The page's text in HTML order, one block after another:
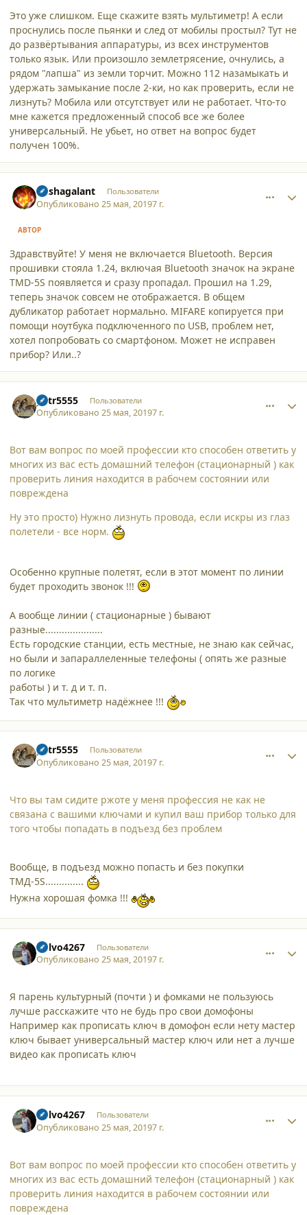
Это уже слишком. Еще скажите взять мультиметр! А если
проснулись после пьянки и след от мобилы простыл? Тут не
до развёртывания аппаратуры, из всех инструментов
только язык. Или произошло землетрясение, очнулись, а
рядом "лапша" из земли торчит. Можно 112 назамыкать и
удержать замыкание после 2-ки, но как проверить, если не
лизнуть? Мобила или отсутствует или не работает. Что-то
мне кажется предложенный способ все же более
универсальный. Не убьет, но ответ на вопрос будет
получен 100%.
mishagalant Пользователи
Опубликовано25 мая, 20197 г.
АВТОР
Здравствуйте! У меня не включается Bluetooth. Версия
прошивки стояла 1.24, включая Bluetooth значок на экране
TMD-5S появляется и сразу пропадал. Прошил на 1.29,
теперь значок совсем не отображается. В общем
дубликатор работает нормально. MIFARE копируется при
помощи ноутбука подключенного по USB, проблем нет,
хотел попробовать со смартфоном. Может не исправен
прибор? Или..?
petr5555 Пользователи
Опубликовано25 мая, 20197 г.
Вот вам вопрос по моей профессии кто способен ответить у
многих из вас есть домашний телефон (стационарный ) как
проверить линия находится в рабочем состоянии или
повреждена
Ну это просто) Нужно лизнуть провода, если искры из глаз
полетели - все норм.
Особенно крупные полетят, если в этот момент по линии
будет проходить звонок !!!
А вообще линии ( стационарные ) бывают
разные.....................
Есть городские станции, есть местные, не знаю как сейчас,
но были и запараллеленные телефоны ( опять же разные
по логике
работы ) и т. д и т. п.
Так что мультиметр надёжнее !!!
petr5555 Пользователи
Опубликовано25 мая, 20197 г.
Что вы там сидите ржоте у меня профессия не как не
связана с вашими ключами и купил ваш прибор только для
того чтобы попадать в подъезд без проблем
Вообще, в подъезд можно попасть и без покупки
ТМД-5S..............
Нужна хорошая фомка !!!
Volvo4267 Пользователи
Опубликовано25 мая, 20197 г.
Я парень культурный (почти ) и фомками не пользуюсь
лучше расскажите что не будь про свои домофоны
Например как прописать ключ в домофон если нету мастер
ключ бывает универсальный мастер ключ или нет а лучше
видео как прописать ключ
Volvo4267 Пользователи
Опубликовано25 мая, 20197 г.
Вот вам вопрос по моей профессии кто способен ответить у
многих из вас есть домашний телефон (стационарный ) как
проверить линия находится в рабочем состоянии или
повреждена